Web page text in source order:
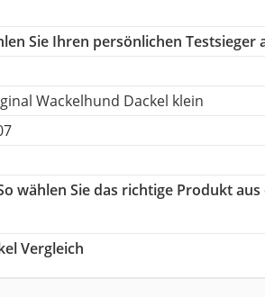
Sie Ihren persönlichen Testsieger
Wackelhund Dackel klein
wählen Sie das richtige Produkt
Vergleich